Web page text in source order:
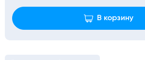
В корзину